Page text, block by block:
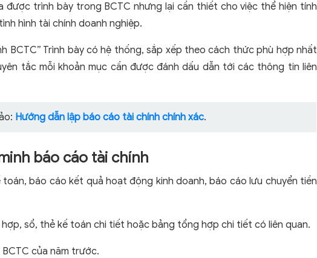
được trình bày trong BCTC nhưng lại cần thiết cho việc thể hiện tính
hình tài chính doanh nghiệp.
BCTC” Trình bày có hệ thống, sắp xếp theo cách thức phù hợp nhất
tắc mỗi khoản mục cần được đánh dấu dẫn tới các thông tin liên
Hướng dẫn lập báo cáo tài chính chính xác.
báo cáo tài chính
báo cáo kết quả hoạt động kinh doanh, báo cáo lưu chuyển tiền
sổ, thẻ kế toán chi tiết hoặc bảng tổng hợp chi tiết có liên quan.
của năm trước.